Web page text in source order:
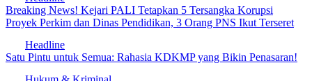
Breaking News! Kejari PALI Tetapkan 5 Tersangka Korupsi
Proyek Perkim dan Dinas Pendidikan, 3 Orang PNS Ikut Terseret
Headline
Satu Pintu untuk Semua: Rahasia KDKMP yang Bikin Penasaran!